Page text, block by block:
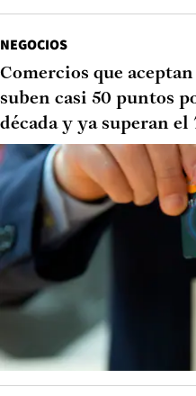
NEGOCIOS
Comercios que
suben casi 50 puntos
década y ya superan el